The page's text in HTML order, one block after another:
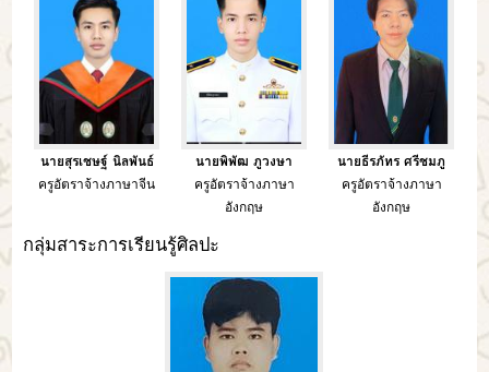
นายสุรเชษฐ์ นิลพันธ์
ครูอัตราจ้างภาษาจีน
นายพิพัฒ ภูวงษา
ครูอัตราจ้างภาษา
อังกฤษ
นายธีรภัทร ศรีชมภู
ครูอัตราจ้างภาษา
อังกฤษ
กลุ่มสาระการเรียนรู้ศิลปะ